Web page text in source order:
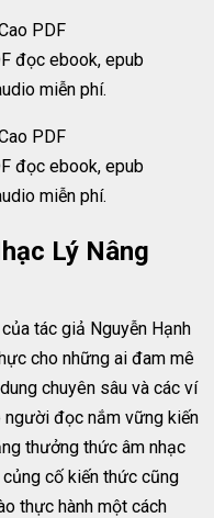
đọc ebook, epub
miễn phí.
đọc ebook, epub
miễn phí.
Lý Nâng
tác giả Nguyễn Hạnh
cho những ai đam mê
chuyên sâu và các ví
người đọc nắm vững kiến
thưởng thức âm nhạc
cố kiến thức cũng
thực hành một cách